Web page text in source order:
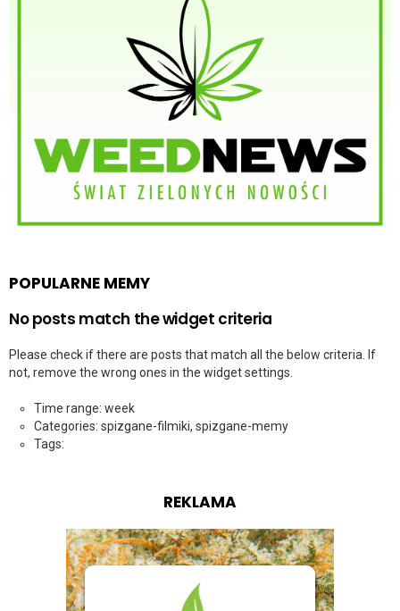
POPULARNE MEMY
No posts match the widget criteria
Please check if there are posts that match all the below criteria. If
not, remove the wrong ones in the widget settings.
Time range: week
Categories: spizgane-filmiki, spizgane-memy
Tags:
REKLAMA